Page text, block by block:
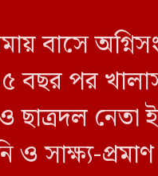
বাসে
বছর পর
ও সাক্ষ্য-